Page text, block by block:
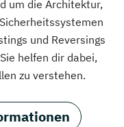
um die Architektur,
und Reversings
helfen dir dabei,
zu verstehen.